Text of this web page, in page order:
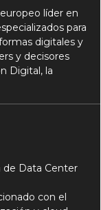
líder en
para
digitales y
y decisores
Digital, la
de Data Center
con el